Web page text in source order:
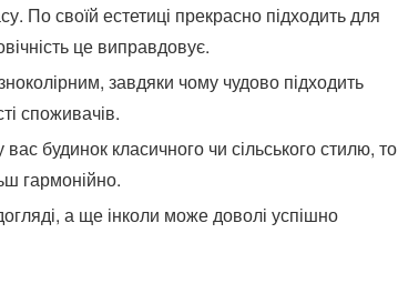
По своїй естетиці прекрасно підходить для
це виправдовує.
завдяки чому чудово підходить
споживачів.
будинок класичного чи сільського стилю, то
гармонійно.
а ще інколи може доволі успішно